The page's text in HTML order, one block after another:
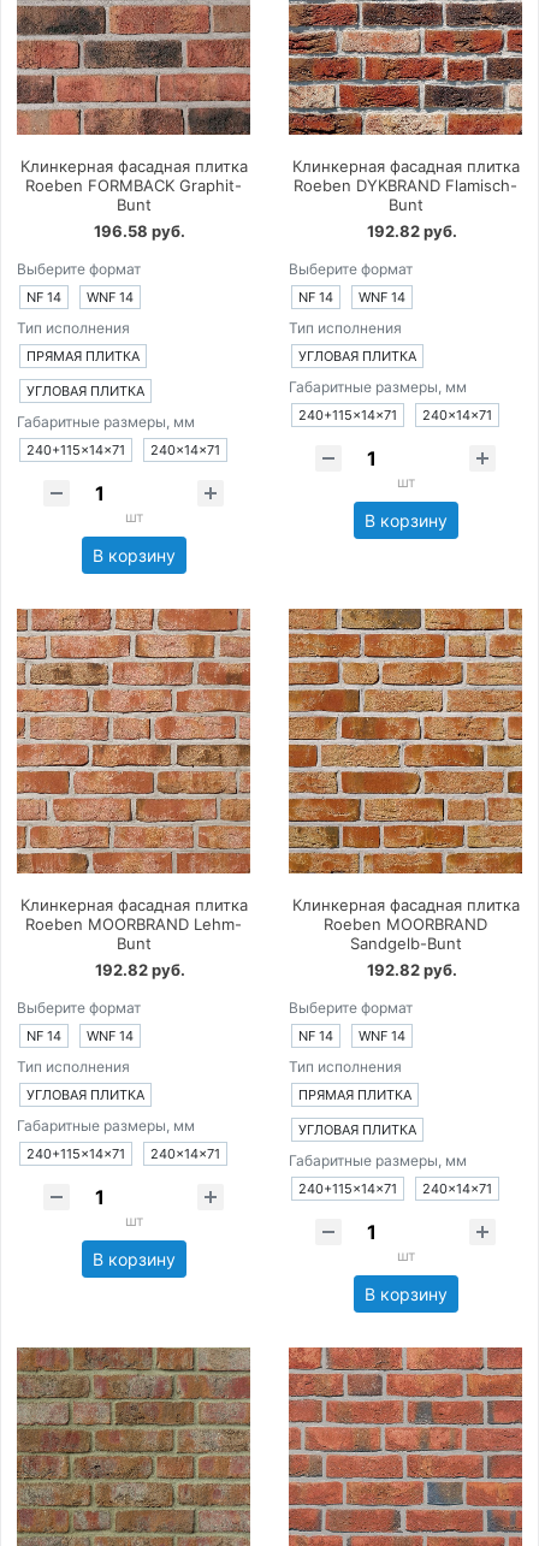
Клинкерная фасадная плитка
Roeben FORMBACK Graphit-
Bunt
196.58 руб.
Выберите формат
NF 14 WNF 14
Тип исполнения
ПРЯМАЯ ПЛИТКА
УГЛОВАЯ ПЛИТКА
Габаритные размеры, мм
240+115×14×71 240×14×71
шт
В корзину
Клинкерная фасадная плитка
Roeben DYKBRAND Flamisch-
Bunt
192.82 руб.
Выберите формат
NF 14 WNF 14
Тип исполнения
УГЛОВАЯ ПЛИТКА
Габаритные размеры, мм
240+115×14×71 240×14×71
шт
В корзину
Клинкерная фасадная плитка
Roeben MOORBRAND Lehm-
Bunt
192.82 руб.
Выберите формат
NF 14 WNF 14
Тип исполнения
УГЛОВАЯ ПЛИТКА
Габаритные размеры, мм
240+115×14×71 240×14×71
шт
В корзину
Клинкерная фасадная плитка
Roeben MOORBRAND
Sandgelb-Bunt
192.82 руб.
Выберите формат
NF 14 WNF 14
Тип исполнения
ПРЯМАЯ ПЛИТКА
УГЛОВАЯ ПЛИТКА
Габаритные размеры, мм
240+115×14×71 240×14×71
шт
В корзину